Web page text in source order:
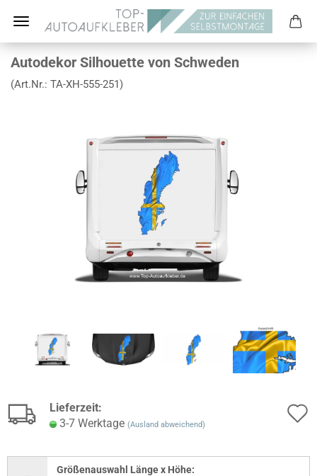
Autodekor Silhouette von Schweden
(Art.Nr.: TA-XH-555-251)
Lieferzeit:
3-7 Werktage (Ausland abweichend)
Größenauswahl Länge x Höhe: